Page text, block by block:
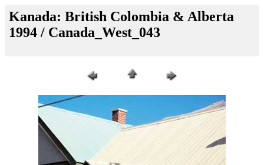
Kanada: British Colombia & Alberta
1994 / Canada_West_043